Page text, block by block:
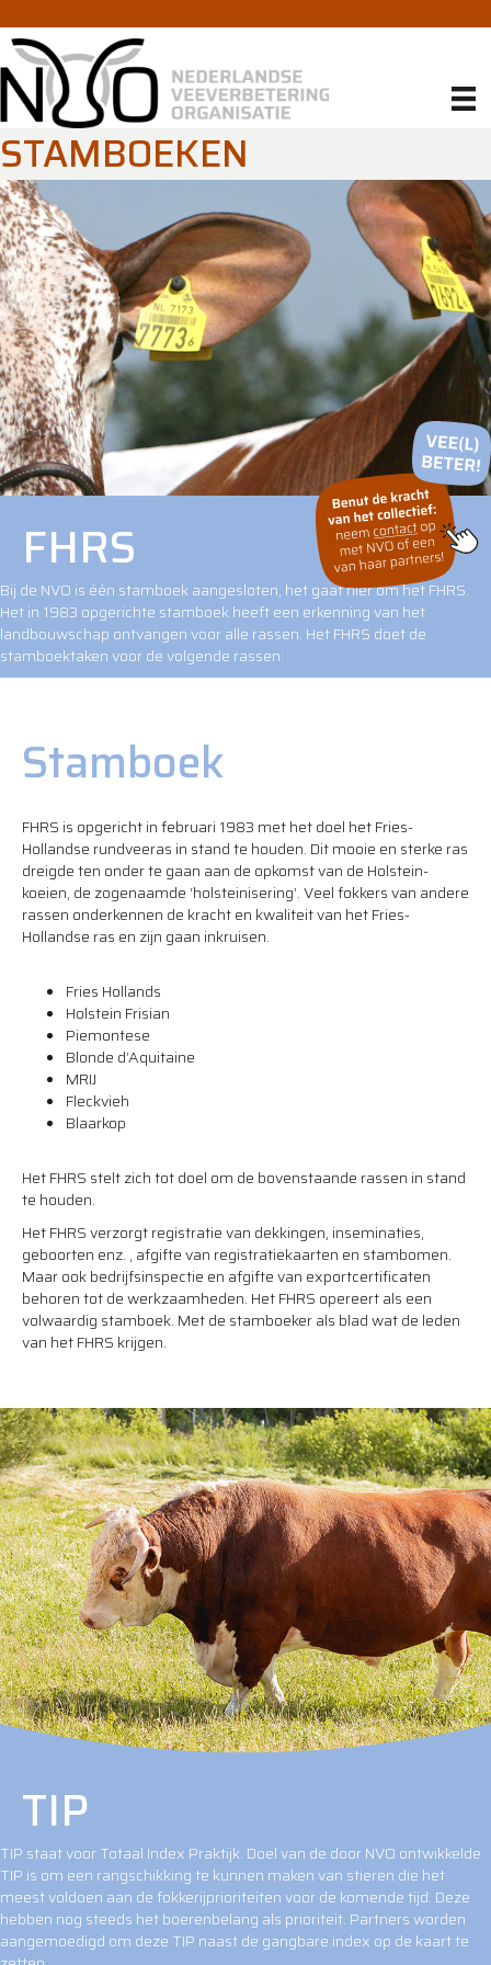
STAMBOEKEN
FHRS
Bij de NVO is één stamboek aangesloten, het gaat hier om het FHRS.
Het in 1983 opgerichte stamboek heeft een erkenning van het
landbouwschap ontvangen voor alle rassen. Het FHRS doet de
stamboektaken voor de volgende rassen:
Stamboek
FHRS is opgericht in februari 1983 met het doel het Fries-
Hollandse rundveeras in stand te houden. Dit mooie en sterke ras
dreigde ten onder te gaan aan de opkomst van de Holstein-
koeien, de zogenaamde ‘holsteinisering’. Veel fokkers van andere
rassen onderkennen de kracht en kwaliteit van het Fries-
Hollandse ras en zijn gaan inkruisen.
Fries Hollands
Holstein Frisian
Piemontese
Blonde d’Aquitaine
MRIJ
Fleckvieh
Blaarkop
Het FHRS stelt zich tot doel om de bovenstaande rassen in stand
te houden.
Het FHRS verzorgt registratie van dekkingen, inseminaties,
geboorten enz. , afgifte van registratiekaarten en stambomen.
Maar ook bedrijfsinspectie en afgifte van exportcertificaten
behoren tot de werkzaamheden. Het FHRS opereert als een
volwaardig stamboek. Met de stamboeker als blad wat de leden
van het FHRS krijgen.
TIP
TIP staat voor Totaal Index Praktijk. Doel van de door NVO ontwikkelde
TIP is om een rangschikking te kunnen maken van stieren die het
meest voldoen aan de fokkerijprioriteiten voor de komende tijd. Deze
hebben nog steeds het boerenbelang als prioriteit. Partners worden
aangemoedigd om deze TIP naast de gangbare index op de kaart te